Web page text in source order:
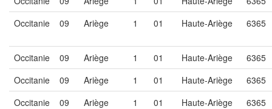
Occitanie
09 Ariège 1 01 Haute-Ariège 6365
Occitanie 09 Ariège 1 01 Haute-Ariège
6365
Occitanie
09 Ariège 1 01 Haute-Ariège
6365
Occitanie
09 Ariège 1 01 Haute-Ariège
6365